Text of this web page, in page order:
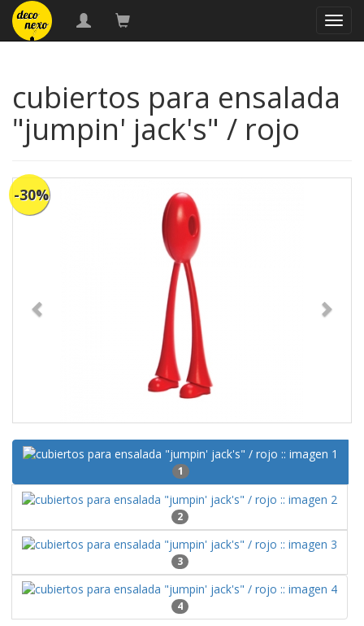
cubiertos para ensalada
"jumpin' jack's" / rojo
-30%
1
2
3
4